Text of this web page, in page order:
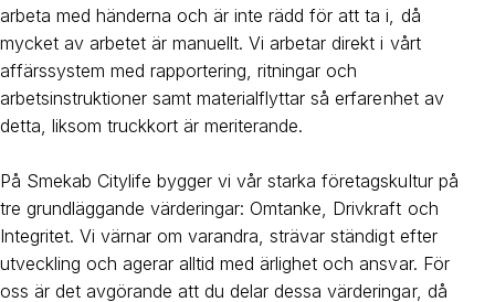
arbeta med händerna och är inte rädd för att ta i, då
mycket av arbetet är manuellt. Vi arbetar direkt i vårt
affärssystem medrapportering, ritningar och
arbetsinstruktioner samt materialflyttar så erfarenhet av
detta, liksom truckkort är meriterande.
På Smekab Citylife bygger vi vår starka företagskultur på
tre grundläggande värderingar: Omtanke, Drivkraft och
Integritet. Vi värnar om varandra, strävar ständigt efter
utveckling och agerar alltid med ärlighet och ansvar. För
oss är det avgörande att du delar dessa värderingar, då